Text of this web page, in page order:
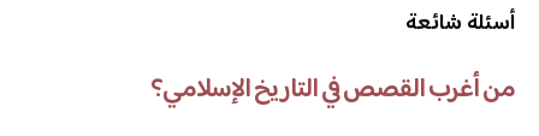
أسئلة شائعة
من أغرب القصص في التاريخ الإسلامي؟